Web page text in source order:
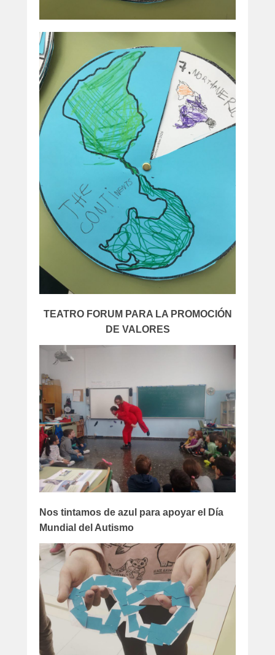
TEATRO FORUM PARA LA PROMOCIÓN
DE VALORES
Nos tintamos de azul para apoyar el Día
Mundial del Autismo